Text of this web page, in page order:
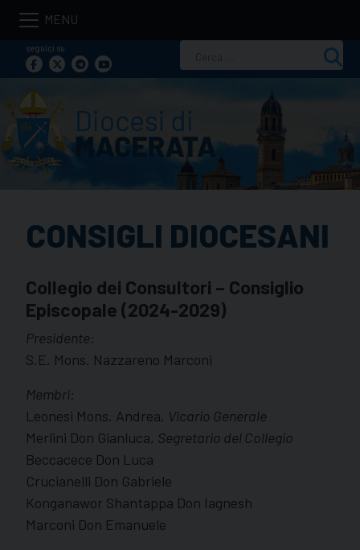
Skip
contentseguici su
per:
CONSIGLI DIOCESANI
Collegio dei Consultori – Consiglio
Episcopale (2024-2029)
Presidente:
S.E. Mons. Nazzareno Marconi
Membri:
Leonesi Mons. Andrea, Vicario Generale
Merlini Don Gianluca, Segretario del Collegio
Beccacece Don Luca
Crucianelli Don Gabriele
Konganawor Shantappa Don Iagnesh
Marconi Don Emanuele